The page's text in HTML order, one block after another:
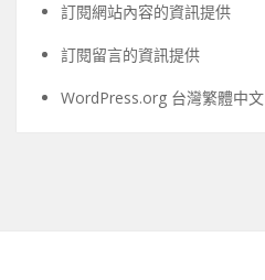
訂閱網站內容的資訊提供
訂閱留言的資訊提供
WordPress.org 台灣繁體中文